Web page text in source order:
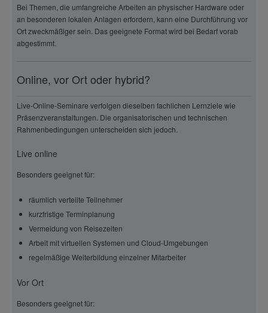
Bei Themen, die umfangreiche Arbeiten an physischer Hardware oder
an besonderen lokalen Anlagen erfordern, kann eine Durchführung vor
Ort zweckmäßiger sein. Das geeignete Format wird bei Bedarf vorab
abgestimmt.
Online, vor Ort oder hybrid?
Live-Online-Seminare verfolgen dieselben fachlichen Lernziele wie
Präsenzveranstaltungen. Die organisatorischen und technischen
Rahmenbedingungen unterscheiden sich jedoch.
Live online
Besonders geeignet für:
räumlich verteilte Teilnehmer
kurzfristige Terminplanung
Vermeidung von Reisezeiten
Arbeit mit virtuellen Systemen und Cloud-Umgebungen
regelmäßige Weiterbildung einzelner Mitarbeiter
Vor Ort
Besonders geeignet für: